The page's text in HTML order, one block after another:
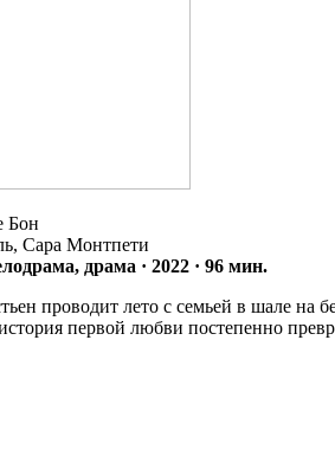
Бон
Сара Монтпети
драма · 2022 · 96 мин.
проводит лето с семьей в шале на
первой любви постепенно